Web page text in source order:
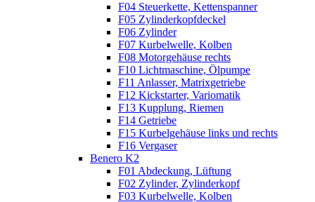
F04 Steuerkette, Kettenspanner
F05 Zylinderkopfdeckel
F06 Zylinder
F07 Kurbelwelle, Kolben
F08 Motorgehäuse rechts
F10 Lichtmaschine, Ölpumpe
F11 Anlasser, Matrixgetriebe
F12 Kickstarter, Variomatik
F13 Kupplung, Riemen
F14 Getriebe
F15 Kurbelgehäuse links und rechts
F16 Vergaser
Benero K2
F01 Abdeckung, Lüftung
F02 Zylinder, Zylinderkopf
F03 Kurbelwelle, Kolben